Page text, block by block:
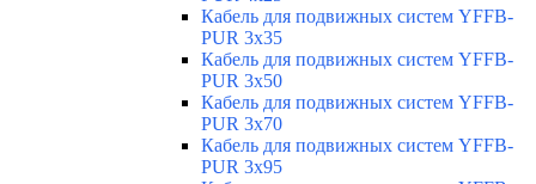
Кабель для подвижных систем YFFB-
PUR 3x35
Кабель для подвижных систем YFFB-
PUR 3x50
Кабель для подвижных систем YFFB-
PUR 3x70
Кабель для подвижных систем YFFB-
PUR 3x95